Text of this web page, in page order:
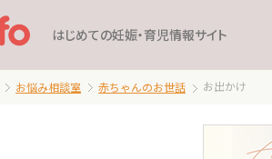
はじめての妊娠・育児情報サイト
お悩み相談室 赤ちゃんのお世話 お出かけ